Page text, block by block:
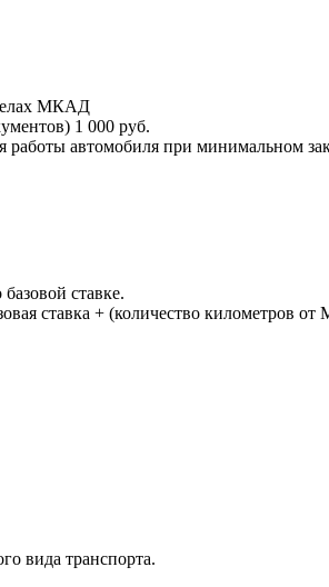
МКАД
1 000 руб.
работы автомобиля при минимальном
ставке.
ставка + (количество километров
вида транспорта.